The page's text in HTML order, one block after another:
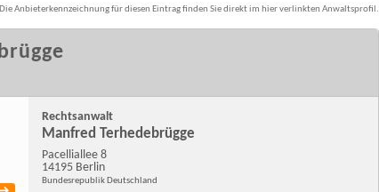
Die Anbieterkennzeichnung für diesen Eintrag finden Sie direkt im hier verlinkten Anwaltsprofil.
Rechtsanwalt
Manfred Terhedebrügge
Pacelliallee 8
14195 Berlin
Bundesrepublik Deutschland